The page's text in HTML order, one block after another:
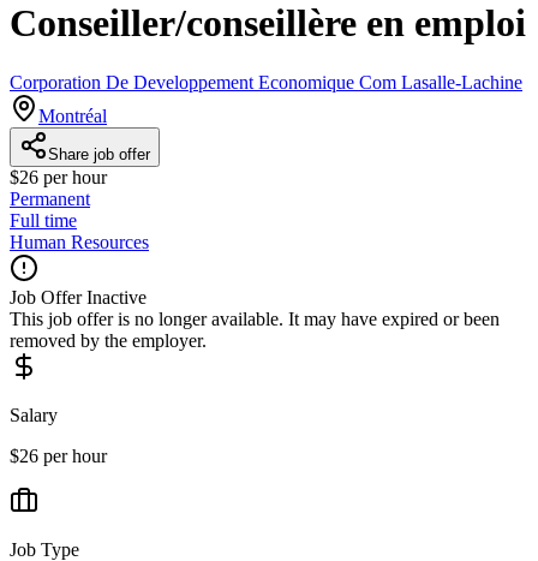
Conseiller/conseillère en emploi
Corporation De Developpement Economique Com Lasalle-Lachine
Montréal
Share job offer
$26 per hour
Permanent
Full time
Human Resources
Job Offer Inactive
This job offer is no longer available. It may have expired or been
removed by the employer.
Salary
$26 per hour
Job Type